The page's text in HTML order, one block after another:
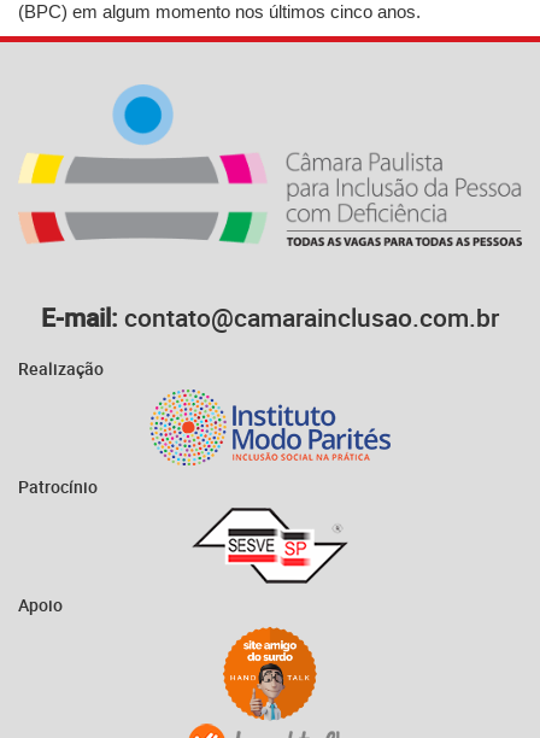
(BPC) em algum momento nos últimos cinco anos.
E-mail: contato@camarainclusao.com.br
Realização
Patrocínio
Apoio